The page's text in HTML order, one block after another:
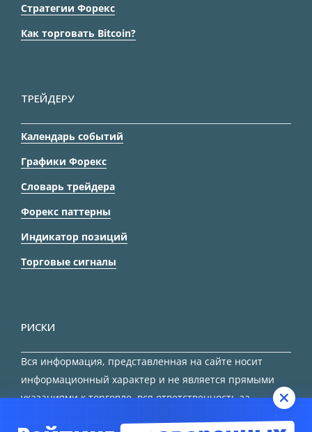
Стратегии Форекс
Как торговать Bitcoin?
ТРЕЙДЕРУ
Календарь событий
Графики Форекс
Словарь трейдера
Форекс паттерны
Индикатор позиций
Торговые сигналы
РИСКИ
Вся информация, представленная на сайте носит
информационный характер и не является прямыми
указаниями к торговле, вся ответственность за